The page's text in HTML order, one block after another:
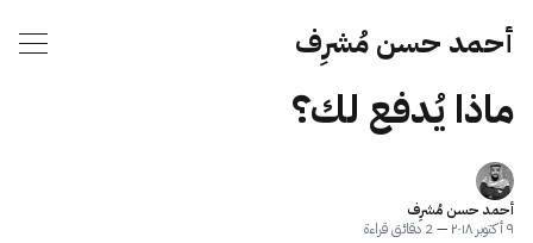
أحمد حسن مُشرِف
ماذا يُدفع لك؟
أحمد حسن مُشرِف
٩ أكتوبر ٢٠١٨
—2 دقائق قراءة